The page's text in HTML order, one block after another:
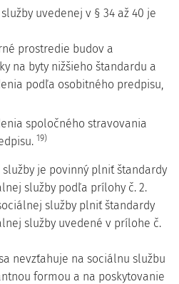
uvedenej v § 34 až 40 je
prostredie budov a
na byty nižšieho štandardu a
podľa osobitného predpisu,
spoločného stravovania
19)
je povinný plniť štandardy
služby podľa prílohy č. 2.
služby plniť štandardy
služby uvedené v prílohe č.
nevzťahuje na sociálnu službu
formou a na poskytovanie